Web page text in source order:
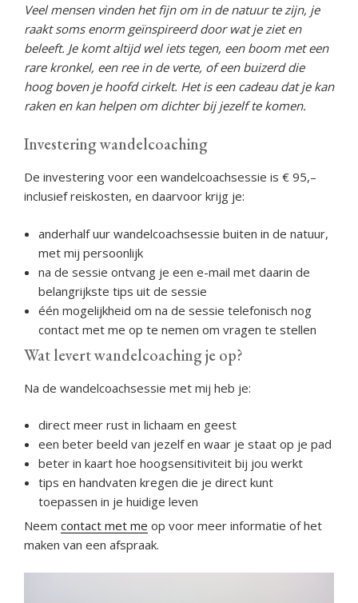
Veel mensen vinden het fijn om in de natuur te zijn, je
raakt soms enorm geïnspireerd door wat je ziet en
beleeft. Je komt altijd wel iets tegen, een boom met een
rare kronkel, een ree in de verte, of een buizerd die
hoog boven je hoofd cirkelt. Het is een cadeau dat je kan
raken en kan helpen om dichter bij jezelf te komen.
Investering wandelcoaching
De investering voor een wandelcoachsessie is € 95,–
inclusief reiskosten, en daarvoor krijg je:
anderhalf uur wandelcoachsessie buiten in de natuur,
met mij persoonlijk
na de sessie ontvang je een e-mail met daarin de
belangrijkste tips uit de sessie
één mogelijkheid om na de sessie telefonisch nog
contact met me op te nemen om vragen te stellen
Wat levert wandelcoaching je op?
Na de wandelcoachsessie met mij heb je:
direct meer rust in lichaam en geest
een beter beeld van jezelf en waar je staat op je pad
beter in kaart hoe hoogsensitiviteit bij jou werkt
tips en handvaten kregen die je direct kunt
toepassen in je huidige leven
Neem contact met me op voor meer informatie of het
maken van een afspraak.